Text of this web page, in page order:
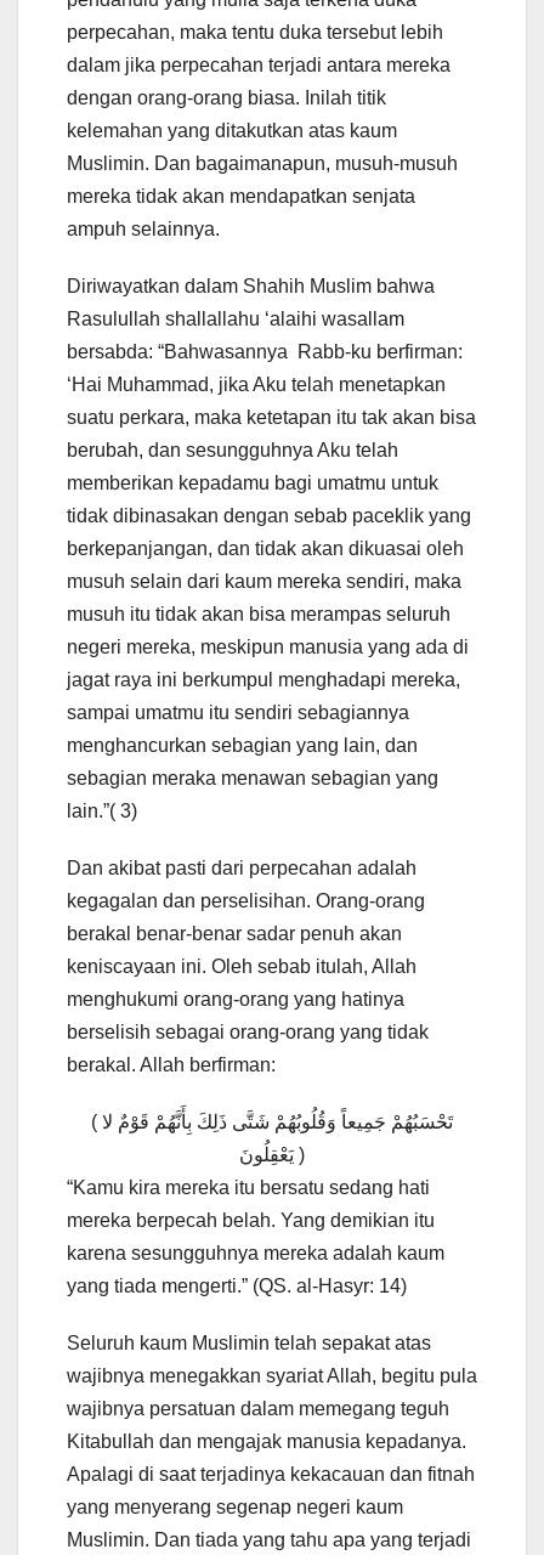
perpecahan, maka tentu duka tersebut lebih
dalam jika perpecahan terjadi antara mereka
dengan orang-orang biasa. Inilah titik
kelemahan yang ditakutkan atas kaum
Muslimin. Dan bagaimanapun, musuh-musuh
mereka tidak akan mendapatkan senjata
ampuh selainnya.
Diriwayatkan dalam Shahih Muslim bahwa
Rasulullah shallallahu ‘alaihi wasallam
bersabda: “Bahwasannya Rabb-ku berfirman:
‘Hai Muhammad, jika Aku telah menetapkan
suatu perkara, maka ketetapan itu tak akan bisa
berubah, dan sesungguhnya Aku telah
memberikan kepadamu bagi umatmu untuk
tidak dibinasakan dengan sebab paceklik yang
berkepanjangan, dan tidak akan dikuasai oleh
musuh selain dari kaum mereka sendiri, maka
musuh itu tidak akan bisa merampas seluruh
negeri mereka, meskipun manusia yang ada di
jagat raya ini berkumpul menghadapi mereka,
sampai umatmu itu sendiri sebagiannya
menghancurkan sebagian yang lain, dan
sebagian meraka menawan sebagian yang
lain.”( 3)
Dan akibat pasti dari perpecahan adalah
kegagalan dan perselisihan. Orang-orang
berakal benar-benar sadar penuh akan
keniscayaan ini. Oleh sebab itulah, Allah
menghukumi orang-orang yang hatinya
berselisih sebagai orang-orang yang tidak
berakal. Allah berfirman:
( تَحْسَبُهُمْ جَمِيعاً وَقُلُوبُهُمْ شَتَّى ذَلِكَ بِأَنَّهُمْ قَوْمٌ لا
يَعْقِلُونَ )
“Kamu kira mereka itu bersatu sedang hati
mereka berpecah belah. Yang demikian itu
karena sesungguhnya mereka adalah kaum
yang tiada mengerti.” (QS. al-Hasyr: 14)
Seluruh kaum Muslimin telah sepakat atas
wajibnya menegakkan syariat Allah, begitu pula
wajibnya persatuan dalam memegang teguh
Kitabullah dan mengajak manusia kepadanya.
Apalagi di saat terjadinya kekacauan dan fitnah
yang menyerang segenap negeri kaum
Muslimin. Dan tiada yang tahu apa yang terjadi